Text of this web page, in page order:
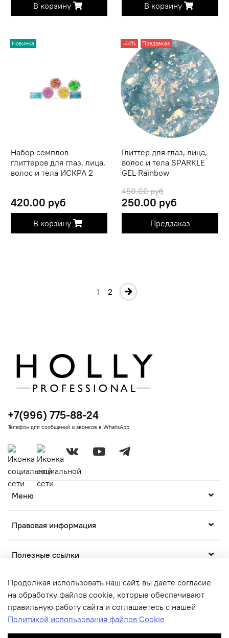
В корзину В корзину
Новинка
Набор семплов
глиттеров для глаз, лица,
волос и тела ИСКРА 2
420.00 руб
В корзину
-44% Предзаказ
Глиттер для глаз, лица,
волос и тела SPARKLE
GEL Rainbow
450.00 руб
250.00 руб
Предзаказ
1 2
Меню
Правовая информация
Полезные ссылки
+7(996) 775-88-24
Телефон для сообщений и звонков в WhatsApp
© 2020-2025 Любое использование контента без
письменного разрешения запрещено. Все права защищены.
Продолжая использовать наш сайт, вы даете согласие
на обработку файлов cookie, которые обеспечивают
правильную работу сайта и соглашаетесь с нашей
Политикой использования файлов Cookie